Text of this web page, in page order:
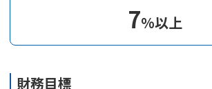
7%以上
財務目標